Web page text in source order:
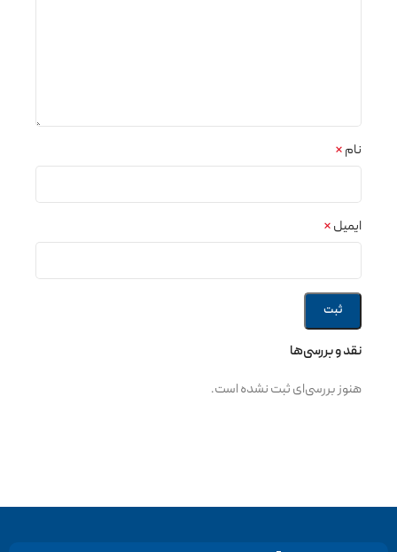
نقد و بررسی‌ها
هنوز بررسی‌ای ثبت نشده است.
نام*
ایمیل*